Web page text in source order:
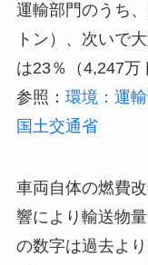
運輸部門のうち
トン）、次いで
は23％（4,247万
参照： 環境：運
国土交通省
車両自体の燃費
響により輸送物
の数字は過去よ